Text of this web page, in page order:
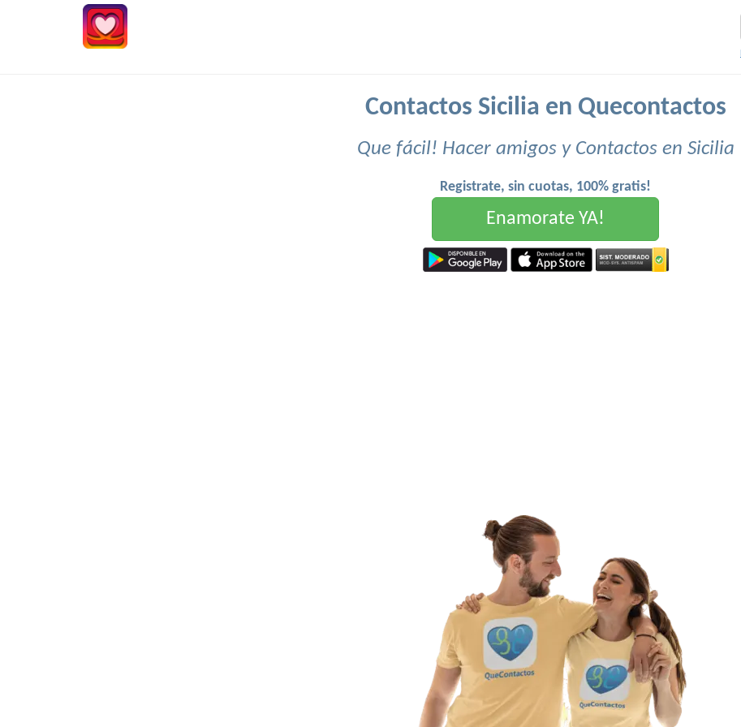
Contactos Sicilia en Quecontactos
Que fácil! Hacer amigos y Contactos en Sicilia
Registrate, sin cuotas, 100% gratis!
Enamorate YA!